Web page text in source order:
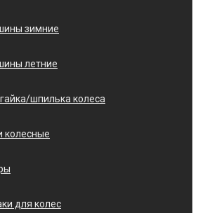
зимние
летние
шпилька колеса
колесные
для колес